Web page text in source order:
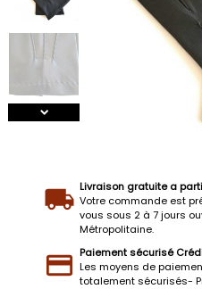
Livraison gratuite a
Votre commande est
vous sous 2 à 7 jours
Métropolitaine.
Paiement sécurisé
Les moyens de
totalement sécurisés-